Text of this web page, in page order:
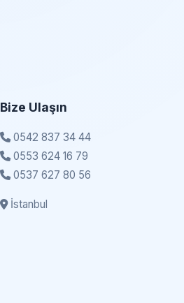
Bize Ulaşın
0542 837 34 44
0553 624 16 79
0537 627 80 56
İstanbul